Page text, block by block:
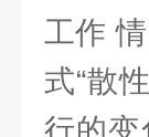
工作
式“散
行的变